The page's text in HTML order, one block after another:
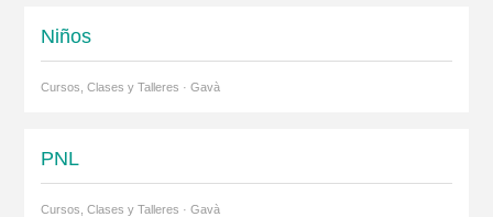
Niños
Cursos, Clases y Talleres · Gavà
PNL
Cursos, Clases y Talleres · Gavà